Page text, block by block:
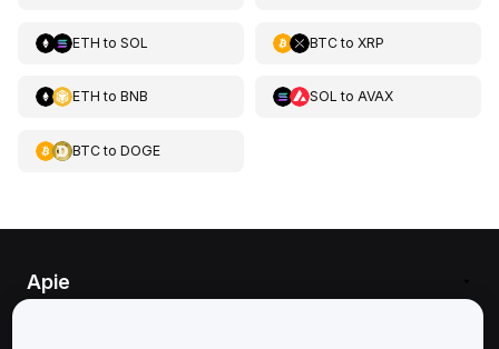
ETH to SOL BTCto XRP
ETH to BNB SOL to AVAX
BTCto DOGE
Apie